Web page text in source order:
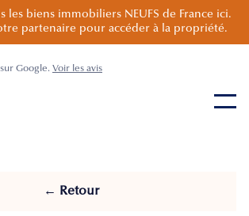
les biens immobiliers NEUFS de France ici.
partenaire pour accéder à la propriété.
Google. Voir les avis
← Retour